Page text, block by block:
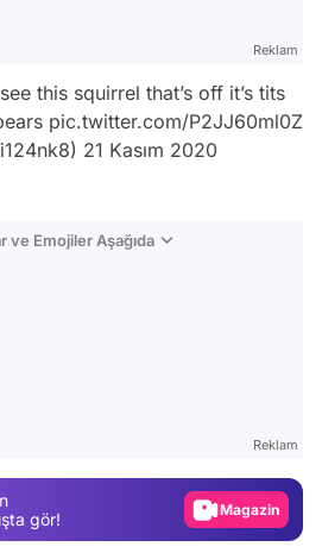
Reklam
this squirrel that’s off it’s tits
pic.twitter.com/P2JJ60ml0Z
21 Kasım 2020
ve Emojiler Aşağıda
Reklam
gör!
Magazin